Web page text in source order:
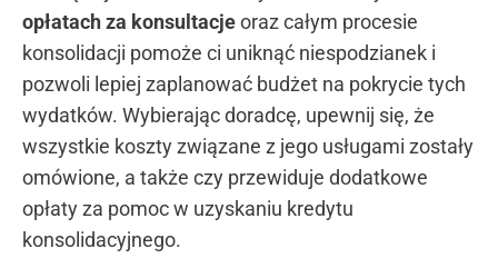
opłatach za konsultacjeoraz całym procesie
konsolidacji pomoże ci uniknąć niespodzianek i
pozwoli lepiej zaplanować budżet na pokrycie tych
wydatków. Wybierając doradcę, upewnij się, że
wszystkie koszty związane z jego usługami zostały
omówione, a także czy przewiduje dodatkowe
opłaty za pomoc w uzyskaniu kredytu
konsolidacyjnego.